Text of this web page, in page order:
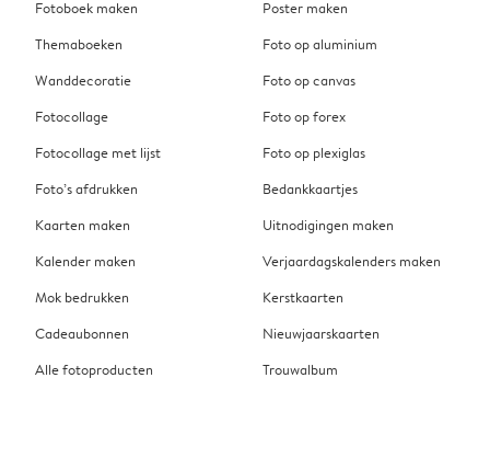
Fotoboek maken
Themaboeken
Wanddecoratie
Fotocollage
Fotocollage met lijst
Foto’s afdrukken
Kaarten maken
Kalender maken
Mok bedrukken
Cadeaubonnen
Alle fotoproducten
Poster maken
Foto op aluminium
Foto op canvas
Foto op forex
Foto op plexiglas
Bedankkaartjes
Uitnodigingen maken
Verjaardagskalenders maken
Kerstkaarten
Nieuwjaarskaarten
Trouwalbum